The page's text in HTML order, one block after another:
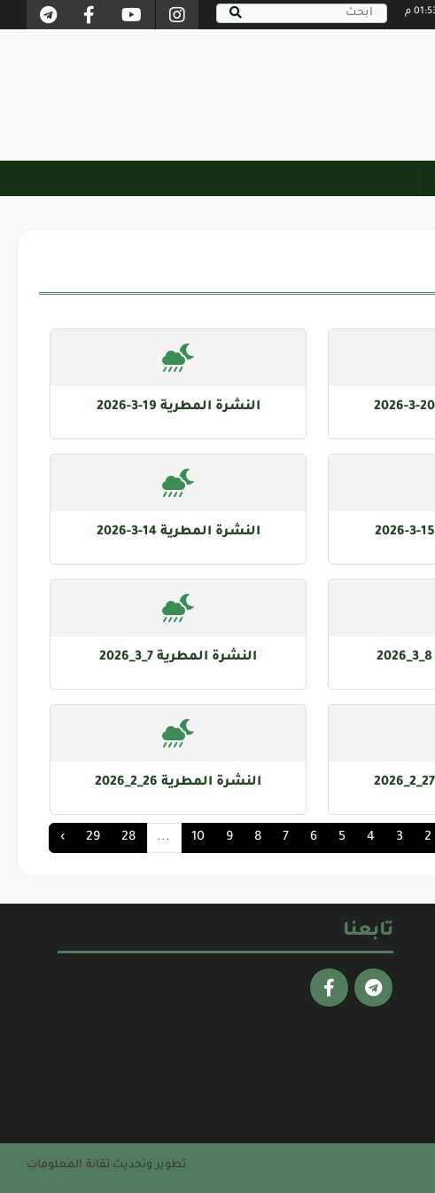
النشرة المطرية 19-3-2026
النشرة المطرية 14-3-2026
النشرة المطرية 7_3_2026
النشرة المطرية 26_2_2026
2
3
4
5
6
7
8
9
10
...
28
29
›
تابعنا
تطوير وتحديث تقانة المعلومات